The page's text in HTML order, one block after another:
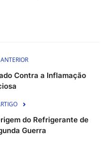
Contra a Inflamação
do Refrigerante de
Guerra